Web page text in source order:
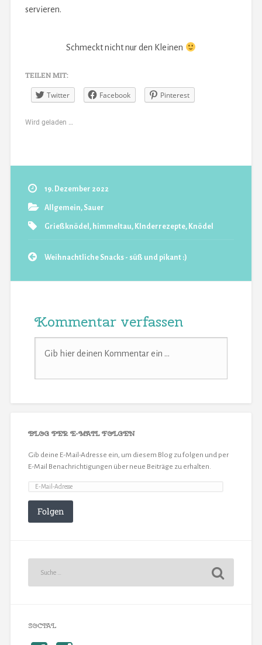
servieren.
Schmeckt nicht nur den Kleinen
TEILEN MIT:
Twitter Facebook Pinterest
Wird geladen …
19. Dezember 2022
Allgemein, Sauer
Grießknödel , himmeltau, KInderrezepte, Knödel
Weihnachtliche Snacks - süß und pikant :)
Kommentar verfassen
BLOG PER E-MAIL FOLGEN
Gib deine E-Mail-Adresse ein, um diesem Blog zu folgen und per
E-Mail Benachrichtigungen über neue Beiträge zu erhalten.
Folgen
SOCIAL